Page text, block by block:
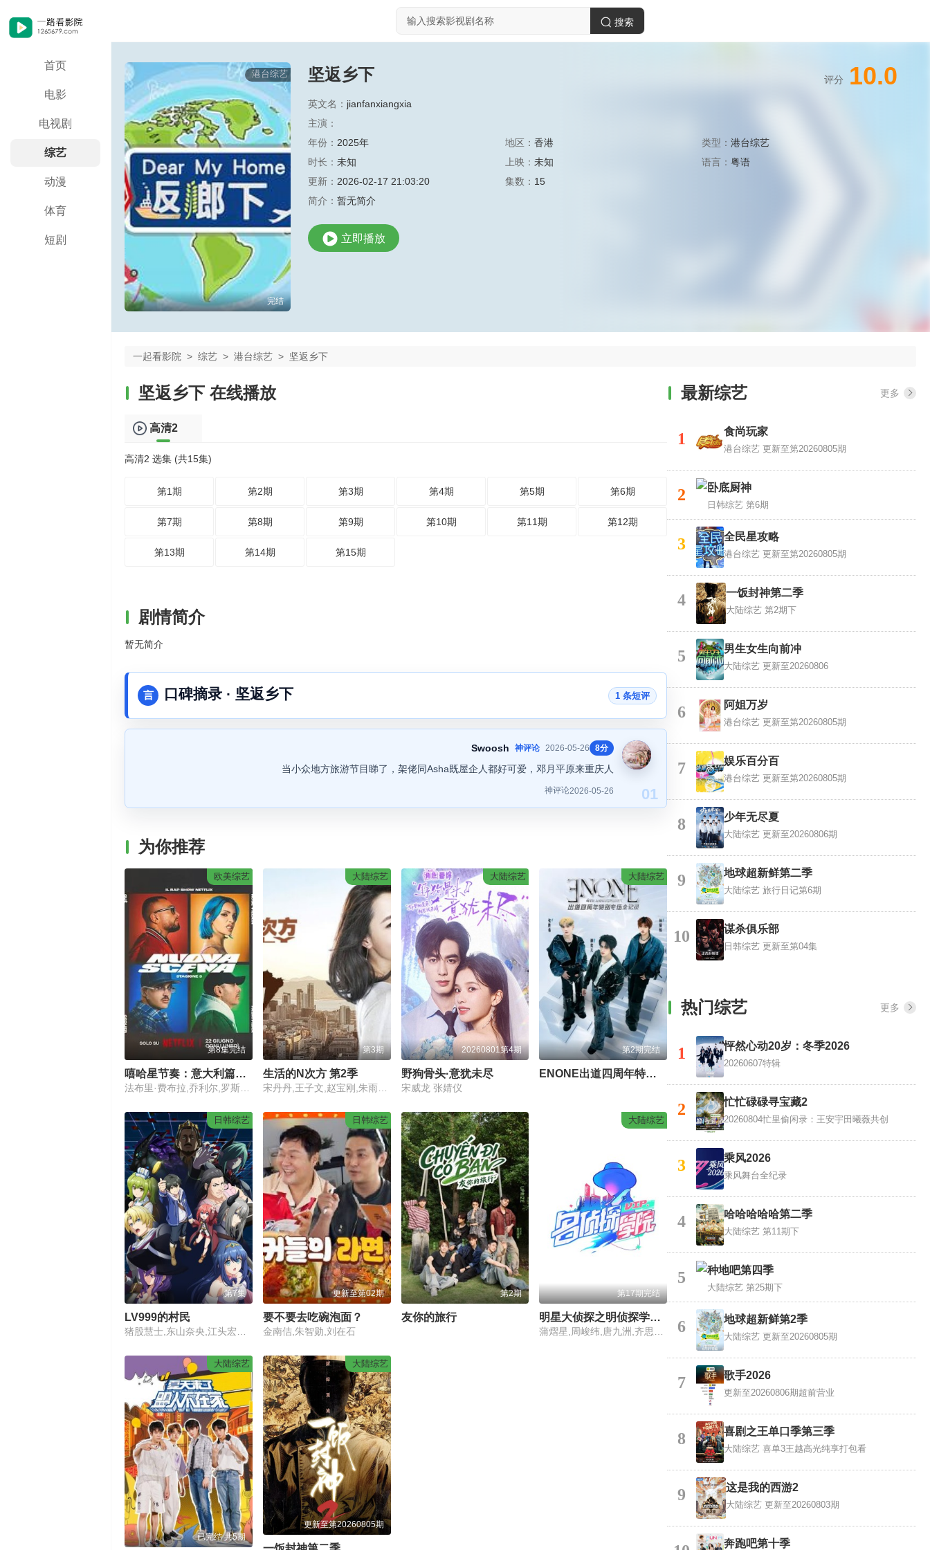
首页
电影
电视剧
综艺
动漫
体育
短剧
搜索
港台综艺
完结
坚返乡下
英文名： jianfanxiangxia
主演：
年份： 2025年 地区： 香港 类型：港台综艺
时长： 未知 上映： 未知 语言：粤语
更新： 2026-02-17 21:03:20 集数： 15
简介： 暂无简介
评分 10.0
立即播放
一起看影院 > 综艺 > 港台综艺 > 坚返乡下
坚返乡下 在线播放
高清2
高清2 选集 (共15集)
第1期 第2期 第3期 第4期 第5期 第6期
第7期 第8期 第9期 第10期 第11期 第12期
第13期 第14期 第15期
剧情简介
暂无简介
言 口碑摘录 · 坚返乡下 1 条短评
01
Swoosh 神评论 2026-05-26 8分
当小众地方旅游节目睇了，架佬同Asha既屋企人都好可爱，邓月平原来重庆人
神评论2026-05-26
为你推荐
欧美综艺
第8集完结
嘻哈星节奏：意大利篇第三季
大陆综艺
第3期
生活的N次方 第2季
宋丹丹,王子文,赵宝刚,朱雨辰,高露,白百何,贺刚,任重
大陆综艺
20260801第4期
野狗骨头·意犹未尽
宋威龙 张婧仪
大陆综艺
第2期完结
ENONE出道四周年特别专场全记录
日韩综艺
第7集
LV999的村民
猪股慧士,东山奈央,江头宏哉,岛崎信长,石见舞菜香,古贺葵,Lynn,梅原裕一郎
日韩综艺
更新至第02期
要不要去吃碗泡面？
金南佶,朱智勋,刘在石
第2期
友你的旅行
大陆综艺
第17期完结
明星大侦探之明侦探学院第1季
蒲熠星,周峻纬,唐九洲,齐思钧,石凯,郭文韬,邵明明
大陆综艺
已完结 共5期
大陆综艺
更新至第20260805期
最新综艺 更多
1 食尚玩家
港台综艺 更新至第20260805期
2 卧底厨神
日韩综艺 第6期
3 全民星攻略
港台综艺 更新至第20260805期
4 一饭封神第二季
大陆综艺 第2期下
5 男生女生向前冲
大陆综艺 更新至20260806
6 阿姐万岁
港台综艺 更新至第20260805期
7 娱乐百分百
港台综艺 更新至第20260805期
8 少年无尽夏
大陆综艺 更新至20260806期
9 地球超新鲜第二季
大陆综艺 旅行日记第6期
10 谋杀俱乐部
日韩综艺 更新至第04集
热门综艺 更多
1 怦然心动20岁：冬季2026
20260607特辑
2 忙忙碌碌寻宝藏2
20260804忙里偷闲录：王安宇田曦薇共创
3 乘风2026
乘风舞台全纪录
4 哈哈哈哈哈第二季
大陆综艺 第11期下
5 种地吧第四季
大陆综艺 第25期下
6 地球超新鲜第2季
大陆综艺 更新至20260805期
7 歌手2026
更新至20260806期超前营业
8 喜剧之王单口季第三季
大陆综艺 喜单3王越高光纯享打包看
9 这是我的西游2
大陆综艺 更新至20260803期
奔跑吧第十季